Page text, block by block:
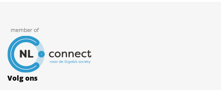
Volg ons